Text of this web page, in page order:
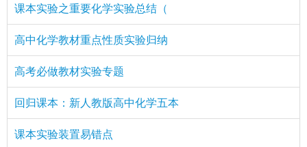
课本实验之重要化学实验总结（
高中化学教材重点性质实验归纳
高考必做教材实验专题
回归课本：新人教版高中化学五本
课本实验装置易错点